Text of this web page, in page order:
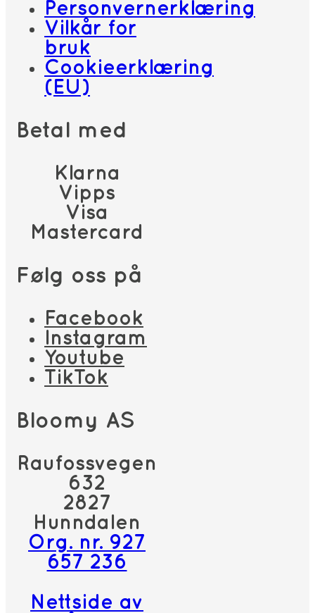
Personvernerklæring
Vilkår for
bruk
Cookieerklæring
(EU)
Betal med
Klarna
Vipps
Visa
Mastercard
Følg oss på
Facebook
Instagram
Youtube
TikTok
Bloomy AS
Raufossvegen
632
2827
Hunndalen
Org. nr. 927
657 236
Nettside av